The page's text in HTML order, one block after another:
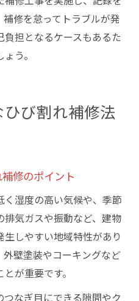
修を怠ってトラブルが発
担となるケースもあるた
う。
び割れ補修法
修のポイント
湿度の高い気候や、季節
排気ガスや振動など、建物
しやすい地域特性があり
壁塗装やコーキングなど
が重要です。
なぎ目にできる隙間やク